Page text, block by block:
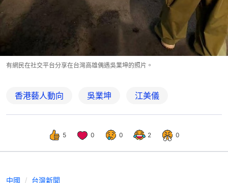
有網民在社交平台分享在台灣高雄偶遇吳業坤的照片。
香港藝人動向 吳業坤 江美儀
5 0 0 2 0
中國 台灣新聞